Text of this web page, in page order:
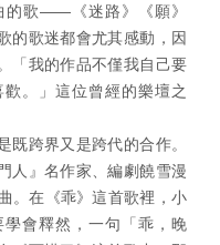
的歌——《迷路》《願》
的歌迷都會尤其感動，因
「我的作品不僅我自己要
。」這位曾經的樂壇之
既跨界又是跨代的合作。
人』名作家、編劇饒雪漫
。在《乖》這首歌裡，小
會釋然，一句「乖，晚